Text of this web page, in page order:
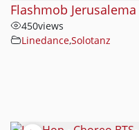
Flashmob Jerusalema
450views
Linedance,Solotanz